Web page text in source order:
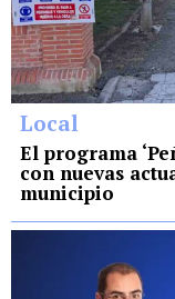
Local
El programa
con nuevas
municipio